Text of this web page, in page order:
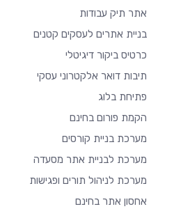
אתר תיק עבודות
בניית אתרים לעסקים קטנים
כרטיס ביקור דיגיטלי
תיבות דואר אלקטרוני עסקי
פתיחת בלוג
הקמת פורום בחינם
מערכת בניית קורסים
מערכת לבניית אתר מסעדה
מערכת לניהול תורים ופגישות
אחסון אתר בחינם